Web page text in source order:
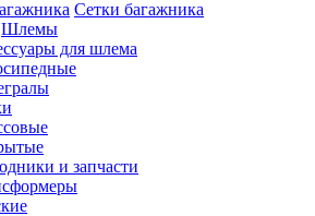
Сетки багажника
Шлемы
для шлема
и запчасти